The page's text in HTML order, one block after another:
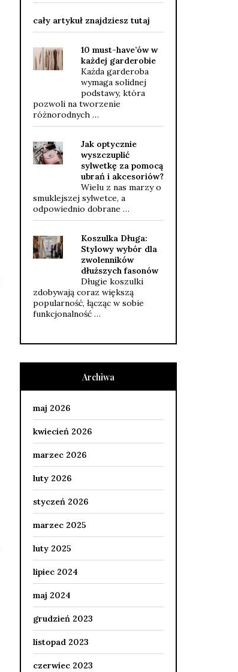
cały artykuł znajdziesz tutaj
10 must-have’ów w
każdej garderobie
Każda garderoba
wymaga solidnej
podstawy, która
pozwoli na tworzenie
różnorodnych …
Jak optycznie
wyszczuplić
sylwetkę za pomocą
ubrań i akcesoriów?
Wielu z nas marzy o
smuklejszej sylwetce, a
odpowiednio dobrane …
Koszulka Długa:
Stylowy wybór dla
zwolenników
dłuższych fasonów
Długie koszulki
zdobywają coraz większą
popularność, łącząc w sobie
funkcjonalność …
Archiwa
maj 2026
kwiecień 2026
marzec 2026
luty 2026
styczeń 2026
marzec 2025
luty 2025
lipiec 2024
maj 2024
grudzień 2023
listopad 2023
czerwiec 2023